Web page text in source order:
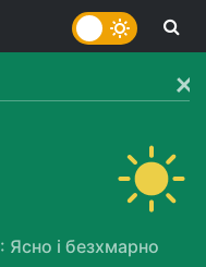
: Ясно і безхмарно